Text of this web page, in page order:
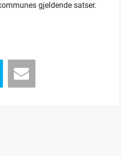
gjeldende satser.